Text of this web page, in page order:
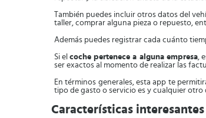
También puedes incluir otros datos del
taller, comprar alguna pieza o repuesto,
Además puedes registrar cada cuánto
Si elcoche pertenece a alguna empresa,
ser exactos al momento de realizar las
En términos generales, esta app te
tipo de gasto o servicio es y cualquier otro
Características